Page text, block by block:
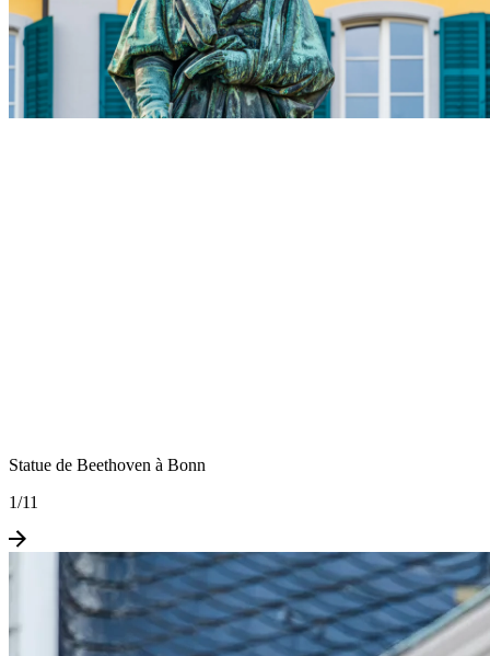
Statue de Beethoven à Bonn
1/11